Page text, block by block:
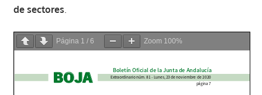
de sectores.
Página 1 / 6 Zoom 100%